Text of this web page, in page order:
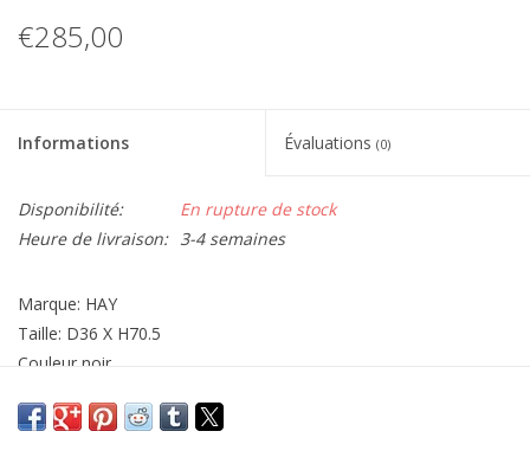
€285,00
Informations Évaluations (0)
Disponibilité:
En rupture de stock
Heure de livraison: 3-4 semaines
Marque: HAY
Taille: D36 X H70.5
Couleur noir